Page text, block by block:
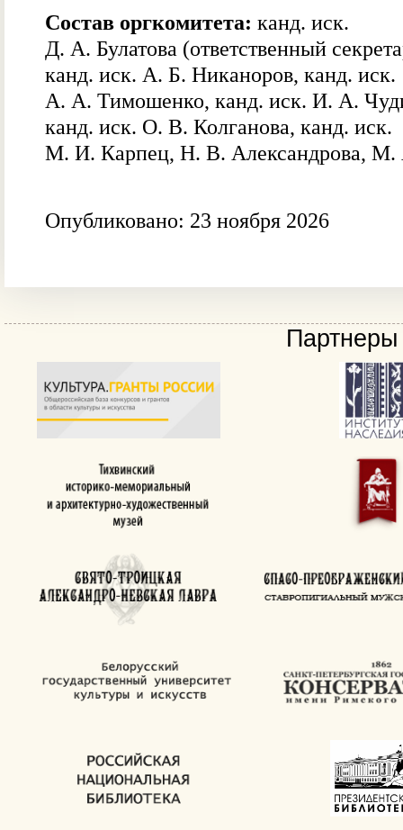
Состав оргкомитета: канд. иск.
Д. А. Булатова (ответственный
канд. иск. А. Б. Никаноров, канд. иск.
А. А. Тимошенко, канд. иск. И. А.
канд. иск. О. В. Колганова, канд. иск.
М. И. Карпец, Н. В. Александрова, М.
Опубликовано: 23 ноября 2026
Партнеры